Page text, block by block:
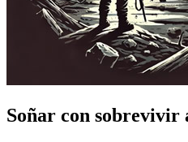
Soñar con sobrevivir